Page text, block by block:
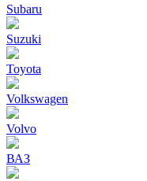
Subaru
Suzuki
Toyota
Volkswagen
Volvo
ВАЗ